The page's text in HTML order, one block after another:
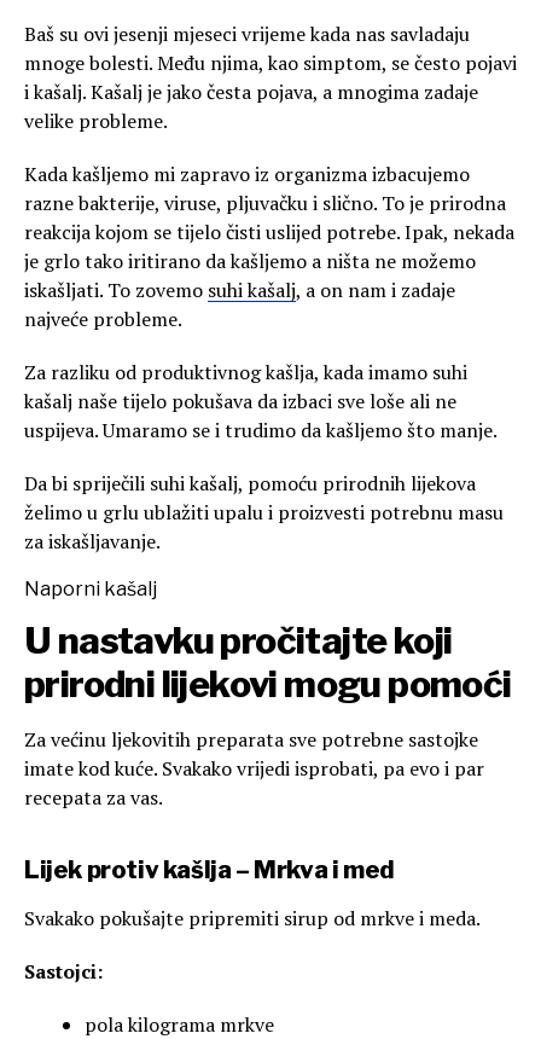
Baš su ovi jesenji mjeseci vrijeme kada nas savladaju
mnoge bolesti. Među njima, kao simptom, se često pojavi
i kašalj. Kašalj je jako česta pojava, a mnogima zadaje
velike probleme.
Kada kašljemo mi zapravo iz organizma izbacujemo
razne bakterije, viruse, pljuvačku i slično. To je prirodna
reakcija kojom se tijelo čisti uslijed potrebe. Ipak, nekada
je grlo tako iritirano da kašljemo a ništa ne možemo
iskašljati. To zovemo suhi kašalj, a on nam i zadaje
najveće probleme.
Za razliku od produktivnog kašlja, kada imamo suhi
kašalj naše tijelo pokušava da izbaci sve loše ali ne
uspijeva. Umaramo se i trudimo da kašljemo što manje.
Da bi spriječili suhi kašalj, pomoću prirodnih lijekova
želimo u grlu ublažiti upalu i proizvesti potrebnu masu
za iskašljavanje.
Naporni kašalj
U nastavku pročitajte koji
prirodni lijekovi mogu pomoći
Za većinu ljekovitih preparata sve potrebne sastojke
imate kod kuće. Svakako vrijedi isprobati, pa evo i par
recepata za vas.
Lijek protiv kašlja – Mrkva i med
Svakako pokušajte pripremiti sirup od mrkve i meda.
Sastojci:
pola kilograma mrkve